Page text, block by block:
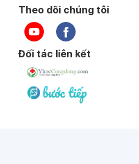
Theo dõi chúng tôi
Đối tác liên kết